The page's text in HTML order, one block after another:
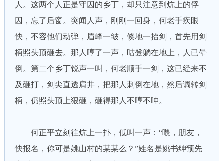
人。这两个人正是守囚的乡丁，却只注意到炕上的俘
囚，忘了后窗。突闻人声，刚刚一回身，何老手疾眼
快，不容他们动弹，眉峰一皱，倏地一抬剑，首先用剑
柄照头顶砸去。那人哼了一声，咕登躺在地上，人已晕
倒。第二个乡丁锐声一叫，何老顺手一剑，这已经来不
及砸打，剑尖直透肩井，把那人刺倒在地，然后调转剑
柄，仍照头顶上狠砸，砸得那人不哼不呻。
何正平立刻往炕上一扑，低叫一声：“喂，朋友，
快报名，你可是姚山村的某某么？”姓名是姚书绅预先